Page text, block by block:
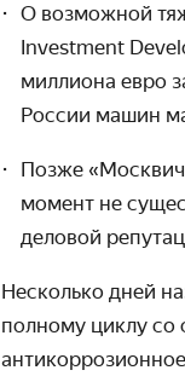
О возможной
Investment
миллиона евро
России машин
Позже
момент не
деловой
Несколько дней
полному циклу со